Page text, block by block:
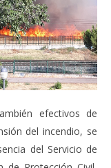
efectivos de
del incendio, se
del Servicio de